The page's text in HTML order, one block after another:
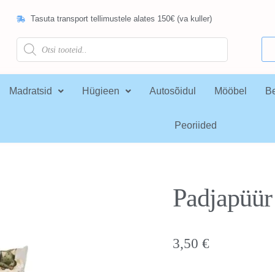
Tasuta transport tellimustele alates 150€ (va kuller)
Madratsid Hügieen Autosõidul Mööbel
Peoriided
3,50 €